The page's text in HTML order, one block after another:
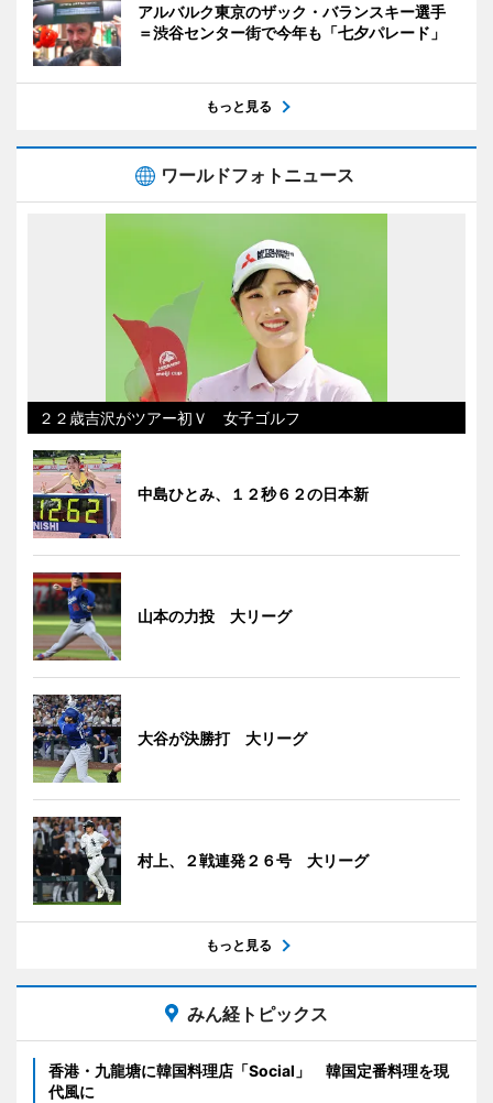
アルバルク東京のザック・バランスキー選手
＝渋谷センター街で今年も「七夕パレード」
もっと見る
ワールドフォトニュース
２２歳吉沢がツアー初Ｖ 女子ゴルフ
中島ひとみ、１２秒６２の日本新
山本の力投 大リーグ
大谷が決勝打 大リーグ
村上、２戦連発２６号 大リーグ
もっと見る
みん経トピックス
香港・九龍塘に韓国料理店「Social」 韓国定番料理を現
代風に